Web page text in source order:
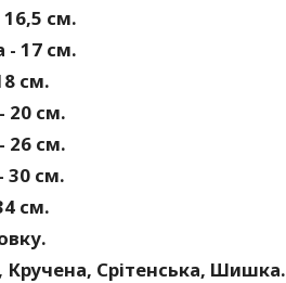
см.
- 17 см.
см.
20 см.
26 см.
30 см.
см.
Срітенська, Шишка.